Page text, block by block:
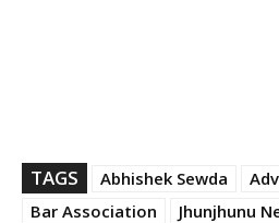
TAGS Abhishek Sewda
Bar Association
Jhunjhunu